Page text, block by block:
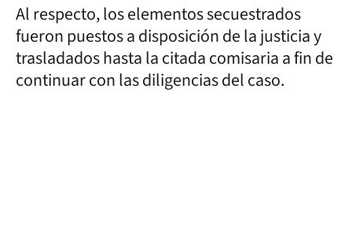
Al respecto, los elementos secuestrados
fueron puestos a disposición de la justicia y
trasladados hasta la citada comisaria a fin de
continuar con las diligencias del caso.